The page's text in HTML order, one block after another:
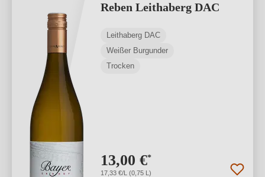
Reben Leithaberg DAC
Leithaberg DAC
Weißer Burgunder
Trocken
13,00 €*
17,33 €/L (0,75 L)